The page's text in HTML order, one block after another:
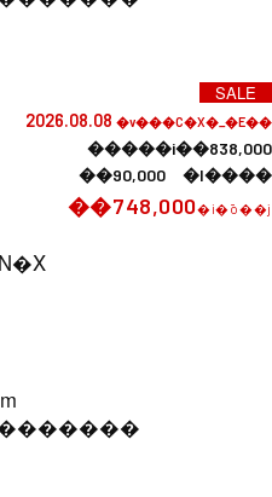
SALE
2026.08.08 �v���C�X�_�E��
�����i��838,000
��90,000 �l����
��748,000�i�ō��j